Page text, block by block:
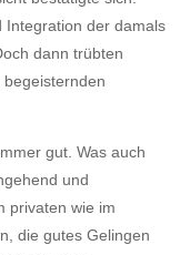
Integration der damals
dann trübten
gut. Was auch
und
privaten wie im
die gutes Gelingen